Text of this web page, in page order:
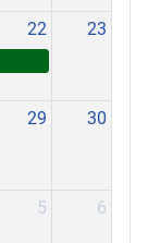
22 23
29 30
5 6